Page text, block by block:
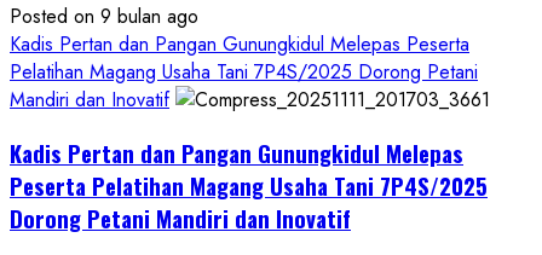
Posted on 9 bulan ago
Kadis Pertan dan Pangan Gunungkidul Melepas Peserta
Pelatihan Magang Usaha Tani 7P4S/2025 Dorong Petani
Mandiri dan Inovatif
Kadis Pertan dan Pangan Gunungkidul Melepas
Peserta Pelatihan Magang Usaha Tani 7P4S/2025
Dorong Petani Mandiri dan Inovatif